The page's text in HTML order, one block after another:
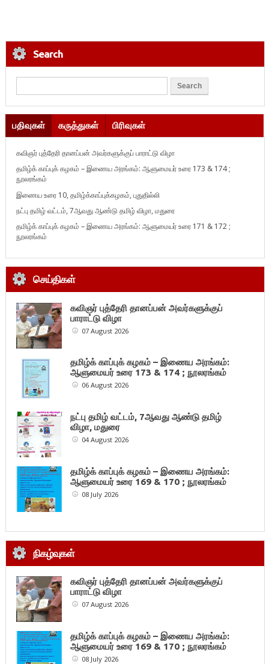
Search
பதிவுகள் கருத்துகள் பிரிவுகள்
கவிஞர் புத்தேரி தானப்பன் அவர்களுக்குப் பாராட்டு விழா
தமிழ்க் காப்புக் கழகம் – இணைய அரங்கம்: ஆளுமையர் உரை 173 & 174 ;
நூலரங்கம்
இணைய உரை 10, தமிழ்க்காப்புக்கழகம், புதுதில்லி
நட்பு தமிழ் வட்டம், 7ஆவது ஆண்டு தமிழ் விழா, மதுரை
தமிழ்க் காப்புக் கழகம் – இணைய அரங்கம்: ஆளுமையர் உரை 171 & 172 ;
நூலரங்கம்
செய்திகள்
கவிஞர் புத்தேரி தானப்பன் அவர்களுக்குப்
பாராட்டு விழா
07 August 2026
தமிழ்க் காப்புக் கழகம் – இணைய அரங்கம்:
ஆளுமையர் உரை 173 & 174 ; நூலரங்கம்
06 August 2026
நட்பு தமிழ் வட்டம், 7ஆவது ஆண்டு தமிழ்
விழா, மதுரை
04 August 2026
தமிழ்க் காப்புக் கழகம் – இணைய அரங்கம்:
ஆளுமையர் உரை 169 & 170 ; நூலரங்கம்
08 July 2026
நிகழ்வுகள்
கவிஞர் புத்தேரி தானப்பன் அவர்களுக்குப்
பாராட்டு விழா
07 August 2026
தமிழ்க் காப்புக் கழகம் – இணைய அரங்கம்:
ஆளுமையர் உரை 169 & 170 ; நூலரங்கம்
08 July 2026